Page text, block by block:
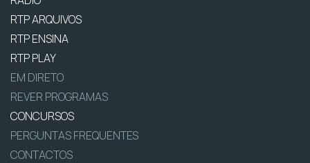
RTP ARQUIVOS
RTP ENSINA
RTP PLAY
EM DIRETO
REVER PROGRAMAS
CONCURSOS
PERGUNTAS FREQUENTES
CONTACTOS